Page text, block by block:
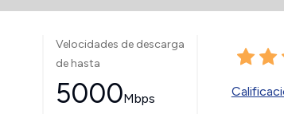
Velocidades de descarga
de hasta
5000Mbps